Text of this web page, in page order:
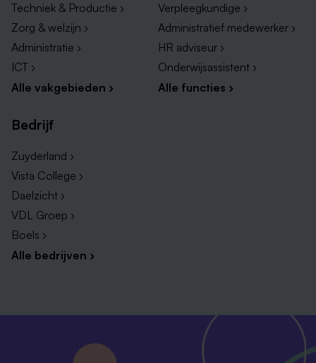
Techniek & Productie ›
Zorg & welzijn ›
Administratie ›
ICT ›
Alle vakgebieden ›
Verpleegkundige ›
Administratief medewerker ›
HR adviseur ›
Onderwijsassistent ›
Alle functies ›
Bedrijf
Zuyderland ›
Vista College ›
Daelzicht ›
VDL Groep ›
Boels ›
Alle bedrijven ›